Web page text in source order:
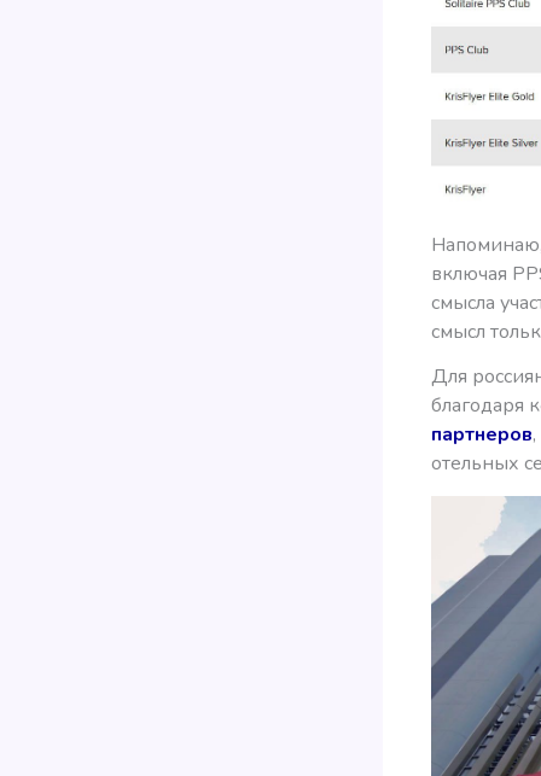
включая
смысла
смысл
Для
благодаря
партнеров
отельных